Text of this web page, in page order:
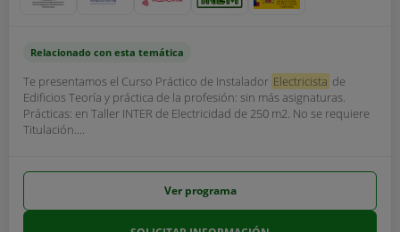
Relacionado con esta temática
Te presentamos el Curso Práctico de Instalador Electricista de
Edificios Teoría y práctica de la profesión: sin más asignaturas.
Prácticas: en Taller INTER de Electricidad de 250 m2. No se requiere
Titulación....
Ver programa